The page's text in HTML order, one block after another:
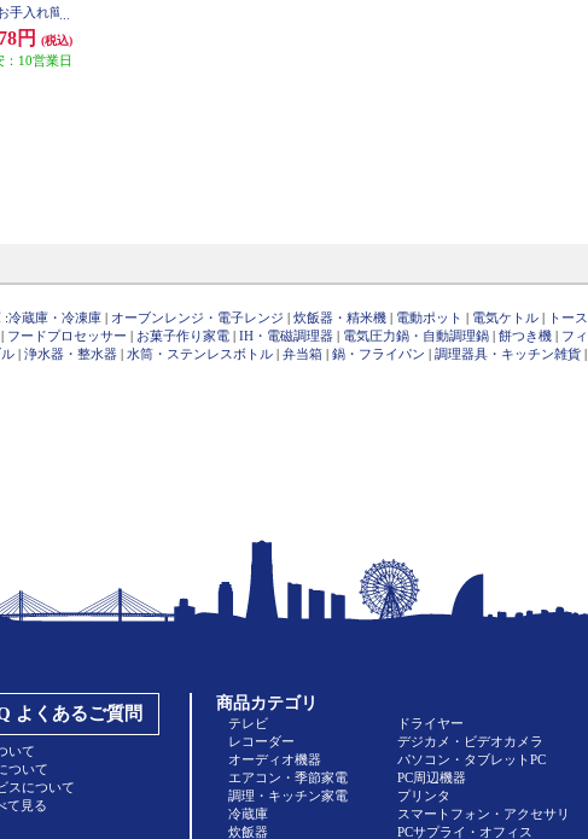
手入れ簡
円 (税込)
：10営業日
:冷蔵庫・冷凍庫 | オーブンレンジ・電子レンジ | 炊飯器・精米機 | 電動ポット | 電気ケトル | トー
| フードプロセッサー | お菓子作り家電 | IH・電磁調理器 | 電気圧力鍋・自動調理鍋 | 餅つき機 | フ
| 浄水器・整水器 | 水筒・ステンレスボトル | 弁当箱 | 鍋・フライパン | 調理器具・キッチン雑貨 |
よくあるご質問
いて
ついて
スについて
て見る
商品カテゴリ
テレビ
レコーダー
オーディオ機器
エアコン・季節家電
調理・キッチン家電
冷蔵庫
炊飯器
ドライヤー
デジカメ・ビデオカメラ
パソコン・タブレットPC
PC周辺機器
プリンタ
スマートフォン・アクセサリ
PCサプライ・オフィス